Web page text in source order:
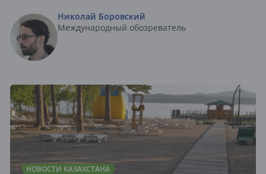
Николай Боровский
Международный обозреватель
НОВОСТИ КАЗАХСТАНА